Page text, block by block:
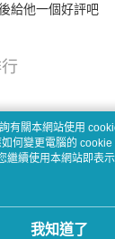
給他一個好評吧
有關本網站使用
何變更電腦的 cookie
繼續使用本網站即表
。
我知道了